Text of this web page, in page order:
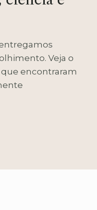
Veja o
encontraram